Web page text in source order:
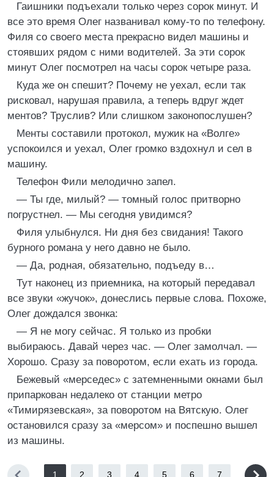
Гаишники подъехали только через сорок минут. И
все это время Олег названивал кому-то по телефону.
Филя со своего места прекрасно видел машины и
стоявших рядом с ними водителей. За эти сорок
минут Олег посмотрел на часы сорок четыре раза.
Куда же он спешит? Почему не уехал, если так
рисковал, нарушая правила, а теперь вдруг ждет
ментов? Труслив? Или слишком законопослушен?
Менты составили протокол, мужик на «Волге»
успокоился и уехал, Олег громко вздохнул и сел в
машину.
Телефон Фили мелодично запел.
— Ты где, милый? — томный голос притворно
погрустнел. — Мы сегодня увидимся?
Филя улыбнулся. Ни дня без свидания! Такого
бурного романа у него давно не было.
— Да, родная, обязательно, подъеду в…
Тут наконец из приемника, на который передавал
все звуки «жучок», донеслись первые слова. Похоже,
Олег дождался звонка:
— Я не могу сейчас. Я только из пробки
выбираюсь. Давай через час. — Олег замолчал. —
Хорошо. Сразу за поворотом, если ехать из города.
Бежевый «мерседес» с затемненными окнами был
припаркован недалеко от станции метро
«Тимирязевская», за поворотом на Вятскую. Олег
остановился сразу за «мерсом» и поспешно вышел
из машины.
1 2 3 4 5 6 7